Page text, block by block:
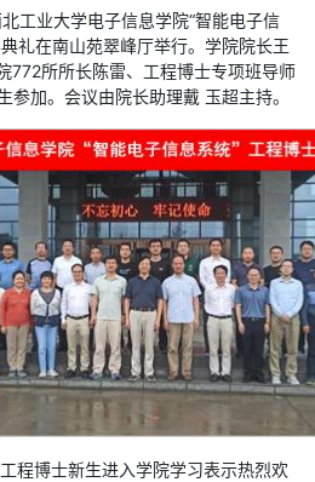
工业大学电子信息学院“智能电子信
礼在南山苑翠峰厅举行。学院院长王
772所所长陈雷、工程博士专项班导师
参加。会议由院长助理戴 玉超主持。
程博士新生进入学院学习表示热烈欢